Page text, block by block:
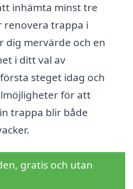
inhämta minst tre
renovera trappa i
dig mervärde och en
i ditt val av
steget idag och
för att
trappa blir både
gratis och utan